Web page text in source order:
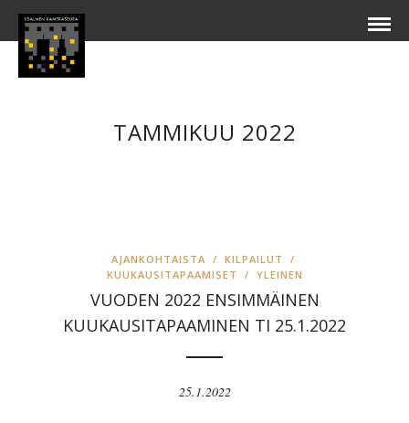
TAMMIKUU 2022
AJANKOHTAISTA / KILPAILUT /
KUUKAUSITAPAAMISET / YLEINEN
VUODEN 2022 ENSIMMÄINEN
KUUKAUSITAPAAMINEN TI 25.1.2022
25.1.2022